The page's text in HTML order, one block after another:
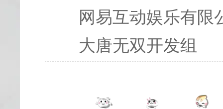
网易互动娱乐有限
大唐无双开发组